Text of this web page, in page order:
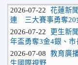
2026-07-22 花蓮新
連 三大賽事勇奪20
更生新
年盃勇奪3金4銀、市
教育廣
生國際視野